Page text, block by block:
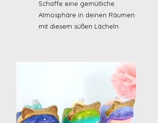
Schaffe eine gemütliche
Atmosphäre in deinen Räumen
mit diesem süßen Lächeln.